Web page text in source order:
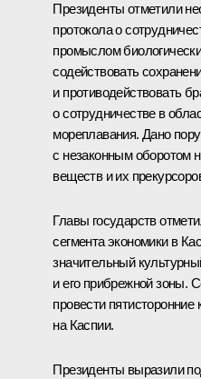
Президенты отметили
протокола о
промыслом
содействовать
и противодействовать
о сотрудничестве в
мореплавания. Дано
с незаконным оборотом
веществ и их
Главы государств
сегмента экономики в
значительный
и его прибрежной зоны.
провести пятисторонние
на Каспии.
Президенты выразили